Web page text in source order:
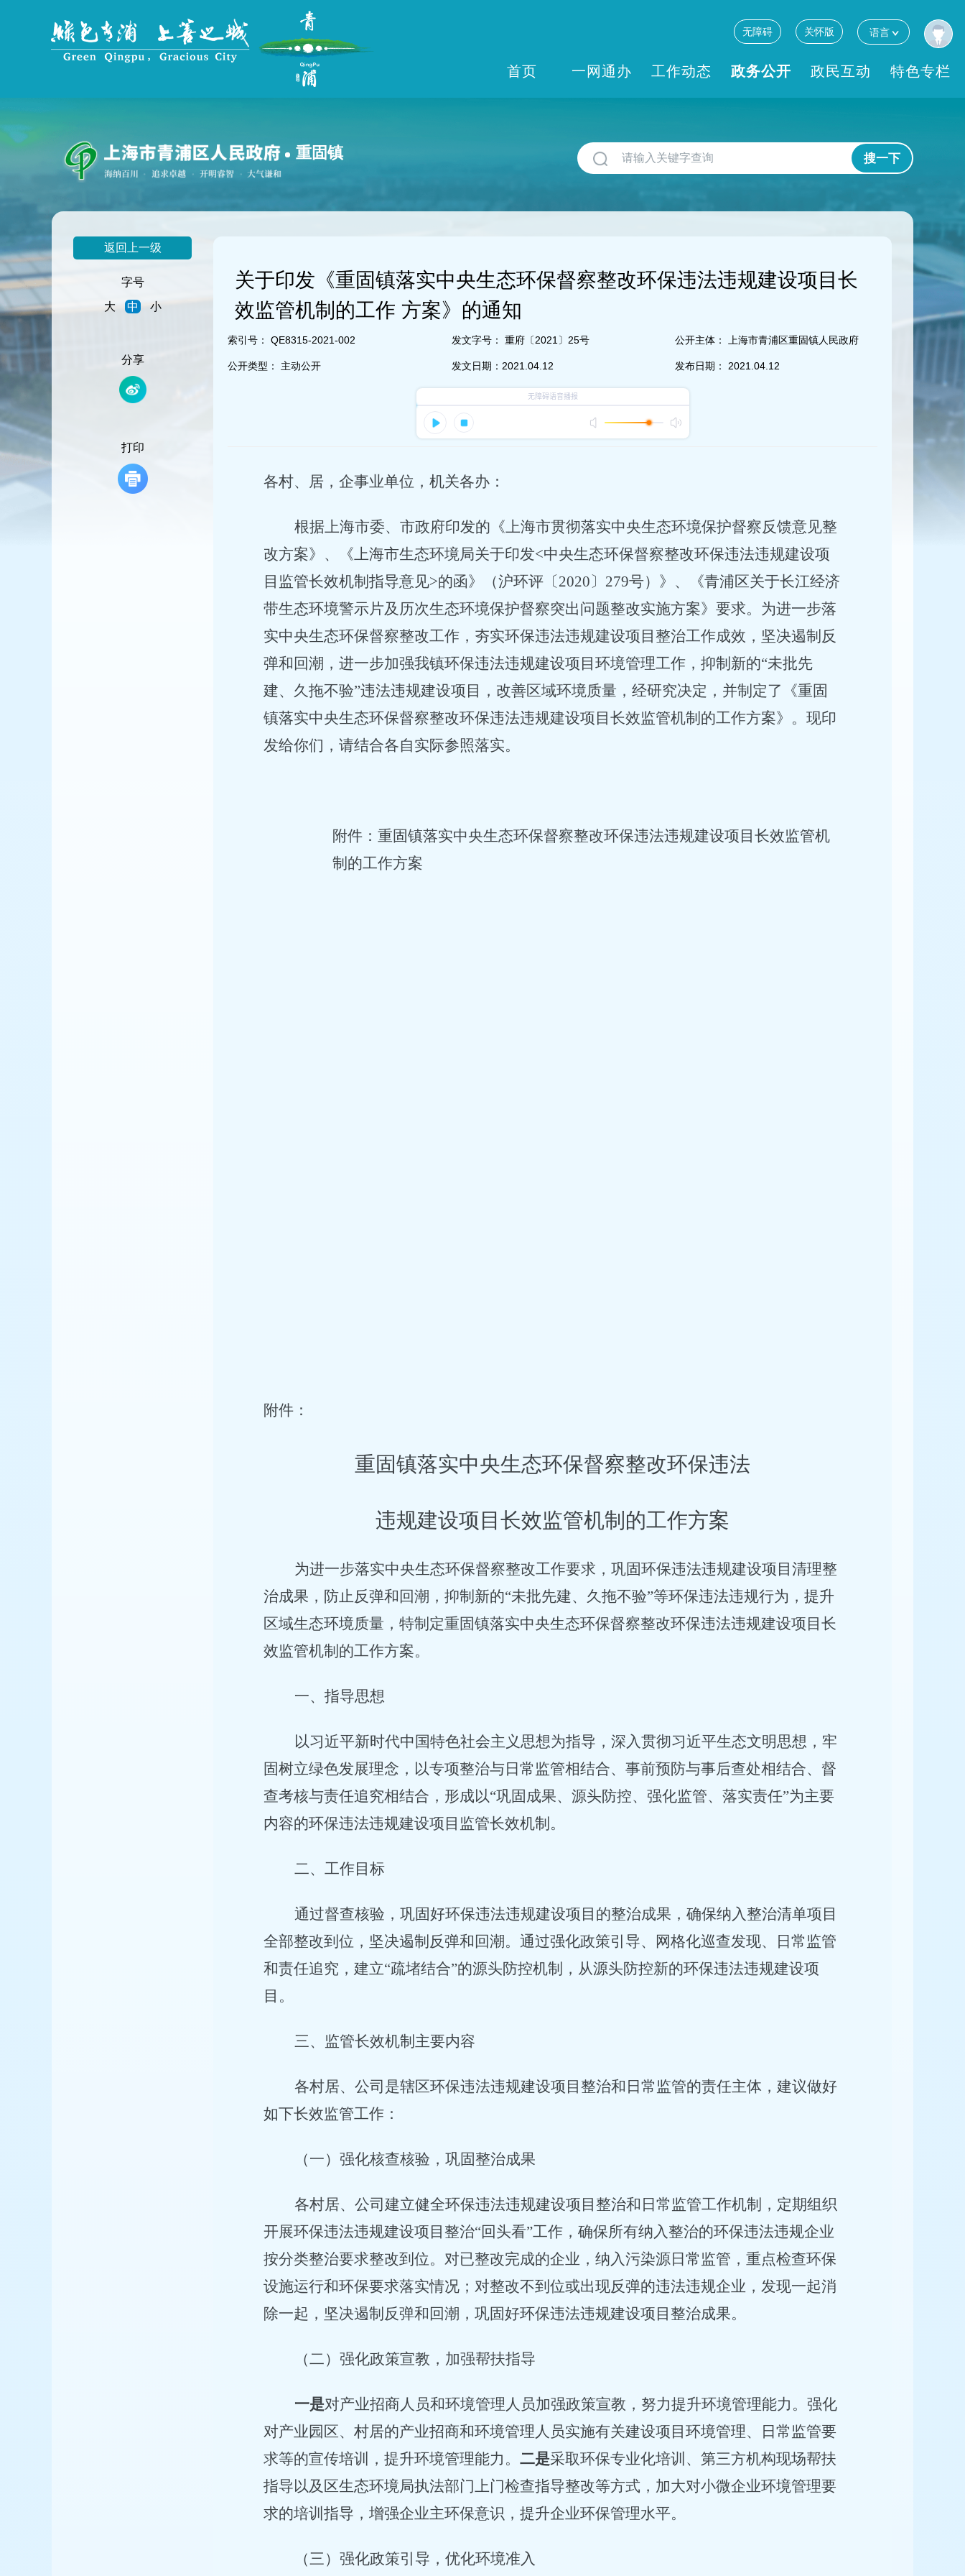
到
主
要
内
无障碍 关怀版 语言
首页 一网通办 工作动态 政务公开 政民互动 特色专栏
重固镇 搜一下
返回上一级
字号
大
中 小
分享
打印
关于印发《重固镇落实中央生态环保督察整改环保违法违规建设项目长
效监管机制的工作 方案》的通知
索引号： QE8315-2021-002
公开类型： 主动公开
发文字号： 重府〔2021〕25号
发文日期： 2021.04.12
公开主体： 上海市青浦区重固镇人民政府
发布日期： 2021.04.12
各村、居，企事业单位，机关各办：
根据上海市委、市政府印发的《上海市贯彻落实中央生态环境保护督察反馈意见整
改方案》、《上海市生态环境局关于印发<中央生态环保督察整改环保违法违规建设项
目监管长效机制指导意见>的函》（沪环评〔2020〕279号）》、《青浦区关于长江经济
带生态环境警示片及历次生态环境保护督察突出问题整改实施方案》要求。为进一步落
实中央生态环保督察整改工作，夯实环保违法违规建设项目整治工作成效，坚决遏制反
弹和回潮，进一步加强我镇环保违法违规建设项目环境管理工作，抑制新的“未批先
建、久拖不验”违法违规建设项目，改善区域环境质量，经研究决定，并制定了《重固
镇落实中央生态环保督察整改环保违法违规建设项目长效监管机制的工作方案》。现印
发给你们，请结合各自实际参照落实。
附件：重固镇落实中央生态环保督察整改环保违法违规建设项目长效监管机
制的工作方案
附件：
重固镇落实中央生态环保督察整改环保违法
违规建设项目长效监管机制的工作方案
为进一步落实中央生态环保督察整改工作要求，巩固环保违法违规建设项目清理整
治成果，防止反弹和回潮，抑制新的“未批先建、久拖不验”等环保违法违规行为，提升
区域生态环境质量，特制定重固镇落实中央生态环保督察整改环保违法违规建设项目长
效监管机制的工作方案。
一、指导思想
以习近平新时代中国特色社会主义思想为指导，深入贯彻习近平生态文明思想，牢
固树立绿色发展理念，以专项整治与日常监管相结合、事前预防与事后查处相结合、督
查考核与责任追究相结合，形成以“巩固成果、源头防控、强化监管、落实责任”为主要
内容的环保违法违规建设项目监管长效机制。
二、工作目标
通过督查核验，巩固好环保违法违规建设项目的整治成果，确保纳入整治清单项目
全部整改到位，坚决遏制反弹和回潮。通过强化政策引导、网格化巡查发现、日常监管
和责任追究，建立“疏堵结合”的源头防控机制，从源头防控新的环保违法违规建设项
目。
三、监管长效机制主要内容
各村居、公司是辖区环保违法违规建设项目整治和日常监管的责任主体，建议做好
如下长效监管工作：
（一）强化核查核验，巩固整治成果
各村居、公司建立健全环保违法违规建设项目整治和日常监管工作机制，定期组织
开展环保违法违规建设项目整治“回头看”工作，确保所有纳入整治的环保违法违规企业
按分类整治要求整改到位。对已整改完成的企业，纳入污染源日常监管，重点检查环保
设施运行和环保要求落实情况；对整改不到位或出现反弹的违法违规企业，发现一起消
除一起，坚决遏制反弹和回潮，巩固好环保违法违规建设项目整治成果。
（二）强化政策宣教，加强帮扶指导
一是对产业招商人员和环境管理人员加强政策宣教，努力提升环境管理能力。 强化
对产业园区、村居的产业招商和环境管理人员实施有关建设项目环境管理、日常监管要
求等的宣传培训，提升环境管理能力。 二是采取环保专业化培训、第三方机构现场帮扶
指导以及区生态环境局执法部门上门检查指导整改等方式，加大对小微企业环境管理要
求的培训指导，增强企业主环保意识，提升企业环保管理水平。
（三）强化政策引导，优化环境准入